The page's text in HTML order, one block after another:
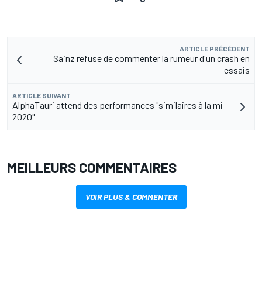
ARTICLE PRÉCÉDENT
Sainz refuse de commenter la rumeur d'un crash en
essais
ARTICLE SUIVANT
AlphaTauri attend des performances "similaires à la mi-
2020"
MEILLEURS COMMENTAIRES
VOIR PLUS & COMMENTER